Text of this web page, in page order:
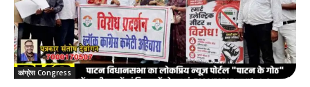
कांग्रेस Congress